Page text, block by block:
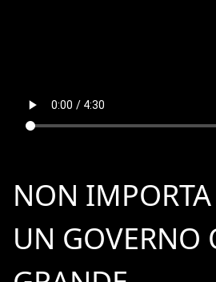
NON
UN GOVERNO